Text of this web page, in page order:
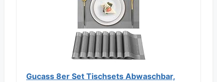
Gucass 8er Set Tischsets Abwaschbar,